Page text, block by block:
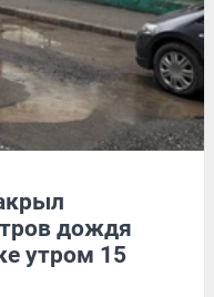
дождя
утром 15